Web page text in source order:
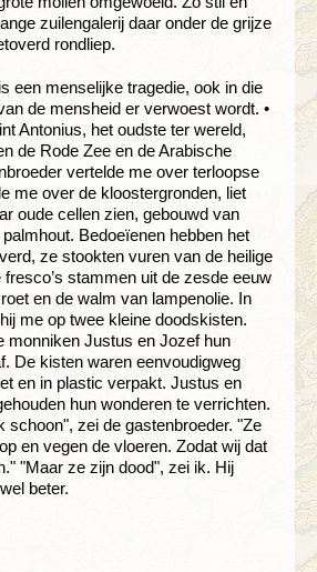
zuilengalerij daar onder de grijze
rondliep.
een menselijke tragedie, ook in die
de mensheid er verwoest wordt. •
Antonius, het oudste ter wereld,
de Rode Zee en de Arabische
vertelde me over terloopse
me over de kloostergronden, liet
oude cellen zien, gebouwd van
Bedoeïenen hebben het
ze stookten vuren van de heilige
stammen uit de zesde eeuw
en de walm van lampenolie. In
me op twee kleine doodskisten.
monniken Justus en Jozef hun
De kisten waren eenvoudigweg
en in plastic verpakt. Justus en
hun wonderen te verrichten.
schoon", zei de gastenbroeder. "Ze
en vegen de vloeren. Zodat wij dat
"Maar ze zijn dood", zei ik. Hij
beter.